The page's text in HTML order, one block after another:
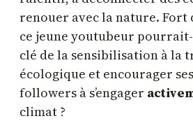
renouer avec la nature. Fort
ce jeune youtubeur
clé de la sensibilisation à la
écologique et encourager
followers à s’engager
climat ?